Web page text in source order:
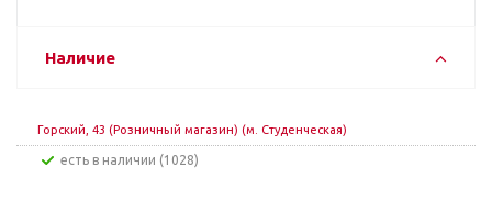
Наличие
Горский, 43 (Розничный магазин) (м. Студенческая)
Есть в наличии (1028)